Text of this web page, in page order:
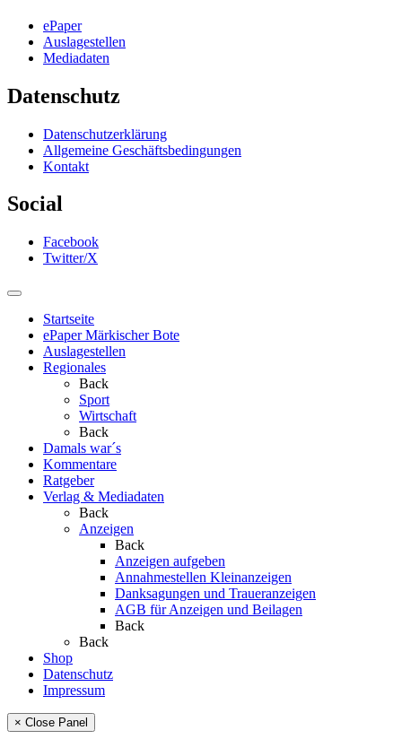
ePaper
Auslagestellen
Mediadaten
Datenschutz
Datenschutzerklärung
Allgemeine Geschäftsbedingungen
Kontakt
Social
Facebook
Twitter/X
Startseite
ePaper Märkischer Bote
Auslagestellen
Regionales
Back
Sport
Wirtschaft
Back
Damals war´s
Kommentare
Ratgeber
Verlag & Mediadaten
Back
Anzeigen
Back
Anzeigen aufgeben
Annahmestellen Kleinanzeigen
Danksagungen und Traueranzeigen
AGB für Anzeigen und Beilagen
Back
Back
Shop
Datenschutz
Impressum
× Close Panel